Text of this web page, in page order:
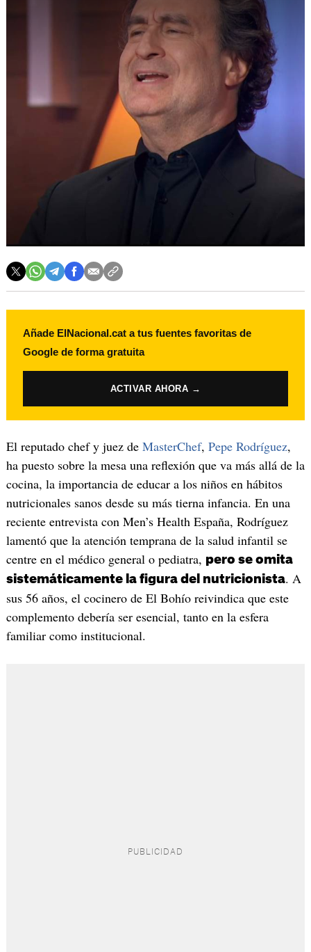
Añade ElNacional.cat a tus fuentes favoritas de
Google de forma gratuita
ACTIVAR AHORA →
El reputado chef y juez de MasterChef, Pepe Rodríguez,
ha puesto sobre la mesa una reflexión que va más allá de la
cocina, la importancia de educar a los niños en hábitos
nutricionales sanos desde su más tierna infancia. En una
reciente entrevista con Men’s Health España, Rodríguez
lamentó que la atención temprana de la salud infantil se
centre en el médico general o pediatra, pero se omita
sistemáticamente la figura del nutricionista. A
sus 56 años, el cocinero de El Bohío reivindica que este
complemento debería ser esencial, tanto en la esfera
familiar como institucional.